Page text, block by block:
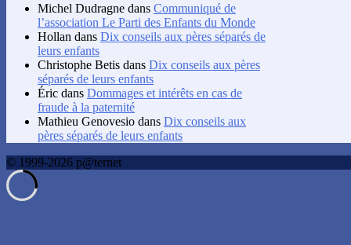
Michel Dudragne dans Communiqué de
l’association Le Parti des Enfants du Monde
Hollan dans Dix conseils aux pères séparés de
leurs enfants
Christophe Betis dans Dix conseils aux pères
séparés de leurs enfants
Éric dans Dommages et intérêts en cas de
fraude à la paternité
Mathieu Genovesio dans Dix conseils aux
pères séparés de leurs enfants
© 1999-2026 p@ternet